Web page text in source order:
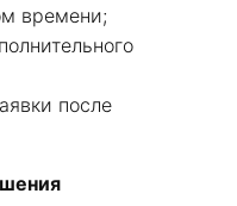
времени;
после